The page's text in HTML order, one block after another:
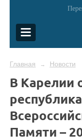
Главная → Новости
В Карелии
Памяти –